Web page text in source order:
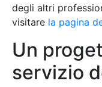
degli altri
visitare la pagina
Un
servizio